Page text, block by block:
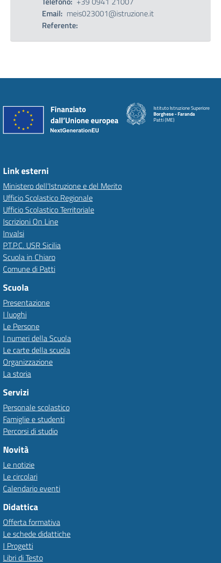
Email: meis023001@istruzione.it
Referente:
Istituto Istruzione Superiore
Borghese - Faranda
Patti (ME)
Link esterni
Ministero dell'Istruzione e del Merito
Ufficio Scolastico Regionale
Ufficio Scolastico Territoriale
Iscrizioni On Line
Invalsi
P.T.P.C. USR Sicilia
Scuola in Chiaro
Comune di Patti
Scuola
Presentazione
I luoghi
Le Persone
I numeri della Scuola
Le carte della scuola
Organizzazione
La storia
Servizi
Personale scolastico
Famiglie e studenti
Percorsi di studio
Novità
Le notizie
Le circolari
Calendario eventi
Didattica
Offerta formativa
Le schede didattiche
I Progetti
Libri di Testo